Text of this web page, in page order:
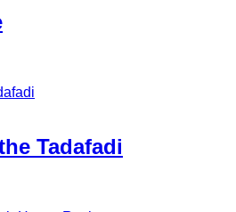
Tadafadi